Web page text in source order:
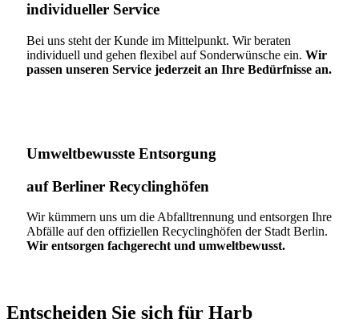
individueller Service
Bei uns steht der Kunde im Mittelpunkt. Wir beraten
individuell und gehen flexibel auf Sonderwünsche ein. Wir
passen unseren Service jederzeit an Ihre Bedürfnisse an.
Umweltbewusste Entsorgung
auf Berliner Recyclinghöfen​
Wir kümmern uns um die Abfalltrennung und entsorgen Ihre
Abfälle auf den offiziellen Recyclinghöfen der Stadt Berlin.
Wir entsorgen fachgerecht und umweltbewusst.
Entscheiden Sie sich für Harb